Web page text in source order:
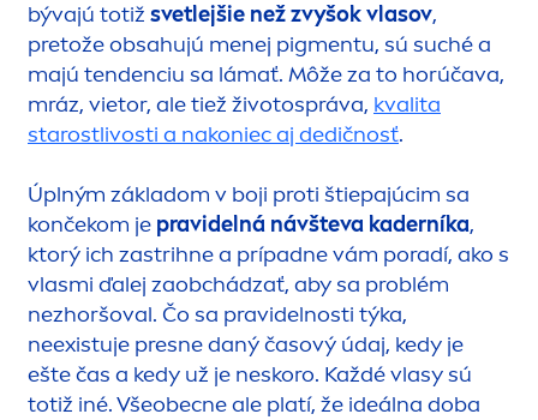
bývajú totiž svetlejšie než zvyšok vlasov,
pretože obsahujú menej pigmentu, sú suché a
majú tendenciu sa lámať. Môže za to horúčava,
mráz, vietor, ale tiež životospráva, kvalita
starostlivosti a nakoniec aj dedičnosť.
Úplným základom v boji proti štiepajúcim sa
končekom je pravidelná návšteva kaderníka,
ktorý ich zastrihne a prípadne vám poradí, ako s
vlasmi ďalej zaobchádzať, aby sa problém
nezhoršoval. Čo sa pravidelnosti týka,
neexistuje presne daný časový údaj, kedy je
ešte čas a kedy už je neskoro. Každé vlasy sú
totiž iné. Všeobecne ale platí, že ideálna doba